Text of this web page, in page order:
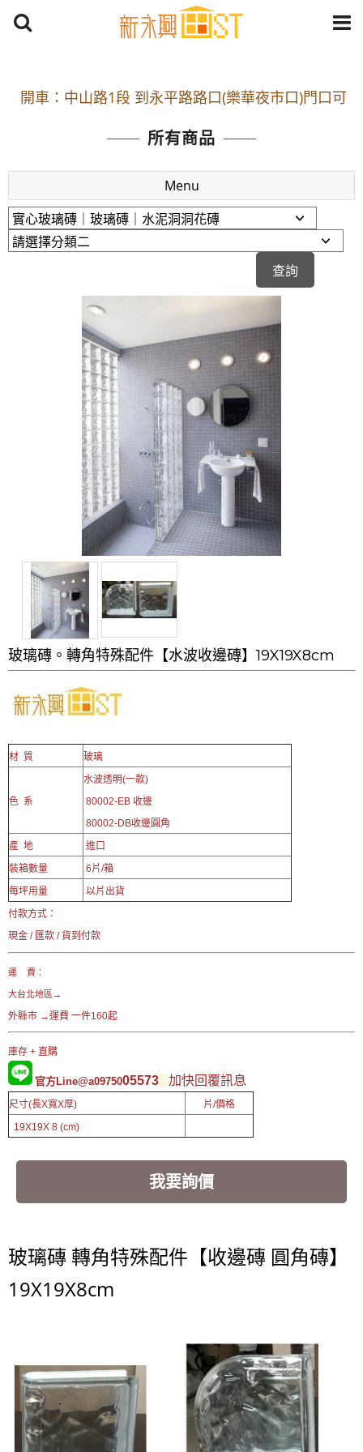
停車
捷運： 中和線【頂溪站 2 號出口】往中山路1段139
原Line已滿 無法加Line好友 請親愛的客戶加入
LINE官方帳號@a0975005573
開車：中山路1段 到永平路路口(樂華夜市口)門口可
停車
捷運： 中和線【頂溪站 2 號出口】往中山路1段139
原Line已滿 無法加Line好友 請親愛的客戶加入
LINE官方帳號@a0975005573
所有商品
Menu
玻璃磚。轉角特殊配件【水波收邊磚】19X19X8cm
材 質 玻璃
色 系
水波透明(一款)
80002-EB 收邊
80002-DB收邊圓角
產 地
進口
裝箱數量
6片/箱
每坪用量
以片出貨
付款方式：
現金 / 匯款 / 貨到付款
運 費：
大台北地區→
外縣市 →運費 一件160起
庫存 + 直購
官方Line@a0975005573 加快回覆訊息
尺寸(長X寬X厚)
片/價格
19X19X 8 (cm)
我要詢價
玻璃磚 轉角特殊配件【收邊磚 圓角磚】
19X19X8cm